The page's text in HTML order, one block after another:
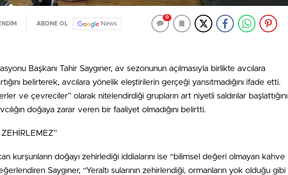
ABONE OL News
0
Başkanı Tahir Saygıner, av sezonunun açılmasıyla birlikte avcılara
belirterek, avcılara yönelik eleştirilerin gerçeği yansıtmadığını ifade etti.
ve çevreciler” olarak nitelendirdiği grupların art niyetli saldırılar başlattığını
doğaya zarar veren bir faaliyet olmadığını belirtti.
kurşunların doğayı zehirlediği iddialarını ise “bilimsel değeri olmayan kahve
Saygıner, “Yeraltı sularının zehirlendiği, ormanların yok olduğu gibi